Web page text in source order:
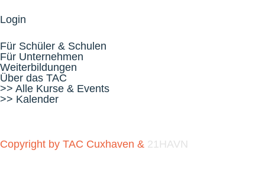
Login
Für Schüler & Schulen
Für Unternehmen
Weiterbildungen
Über das TAC
>> Alle Kurse & Events
>> Kalender
Copyright by TAC Cuxhaven & 21HAVN